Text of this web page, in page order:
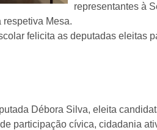
representantes à
Mesa.
felicita as deputadas eleitas
Débora Silva, eleita
participação cívica, cidadania